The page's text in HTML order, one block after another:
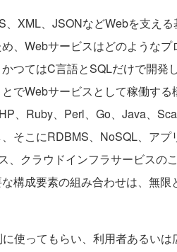
XML、JSONなどWebを支える
、Webサービスはどのようなプ
つてはC言語とSQLだけで開発
でWebサービスとして稼働する
、Ruby、Perl、Go、Java、
そこにRDBMS、NoSQL、アプ
、クラウドインフラサービスの
構成要素の組み合わせは、無限
使ってもらい、利用者あるいは